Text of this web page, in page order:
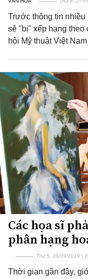
Trước thông tin nhiều
sẽ "bị" xếp hạng theo
hội Mỹ thuật Việt
Các họa sĩ
phân hạng
Thứ 5, 26/09/2019 |
Thời gian gần đây,